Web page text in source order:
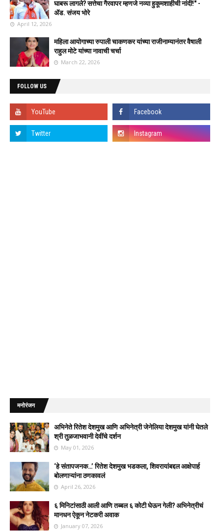
घाबरू लागले? सत्तेचा गैरवापर म्हणजे नव्या हुकूमशाहीची नांदी!" -
ॲड. संजय भोरे
April 12, 2026
महिला आयोगाच्या रुपाली चाकणकर यांच्या राजीनाम्यानंतर वैषाली
राहुल मोटे यांच्या नावाची चर्चा
March 22, 2026
FOLLOW US
मनोरंजन
अभिनेते रितेश देशमुख आणि अभिनेत्री जेनेलिया देशमुख यांनी घेतले
श्री तुळजाभवानी देवींचे दर्शन
May 01, 2026
‘हे संतापजनक…’ रितेश देशमुख भडकला, शिवरायांबद्दल आक्षेपार्ह
बोलणाऱ्यांना ठणकावलं
April 26, 2026
६ मिनिटांसाठी आली आणि तब्बल ६ कोटी घेऊन गेली? अभिनेत्रीचं
मानधन ऐकून नेटकरी अवाक
January 07, 2026